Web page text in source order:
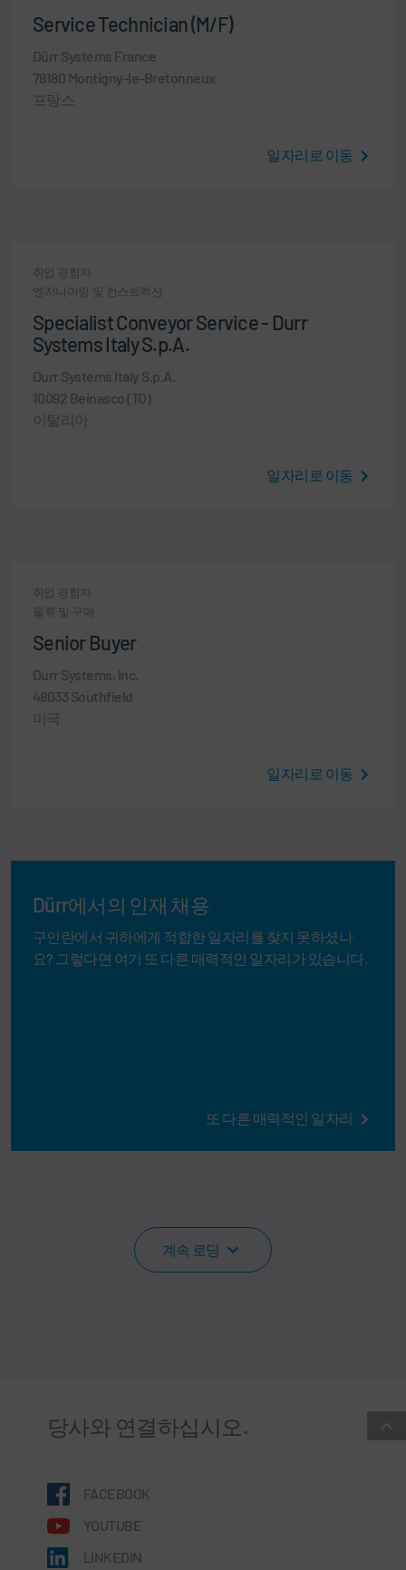
Service Technician (M/F)
Dürr Systems France
78180 Montigny-le-Bretonneux
프랑스
일자리로 이동
취업 경험자
엔지니어링 및 컨스트럭션
Specialist Conveyor Service - Durr
Systems Italy S.p.A.
Durr Systems Italy S.p.A.
10092 Beinasco (TO)
이탈리아
일자리로 이동
취업 경험자
물류 및 구매
Senior Buyer
Durr Systems, Inc.
48033 Southfield
미국
일자리로 이동
Dürr에서의 인재 채용
구인란에서 귀하에게 적합한 일자리를 찾지 못하셨나
요? 그렇다면 여기 또 다른 매력적인 일자리가 있습니다.
또 다른 매력적인 일자리
계속 로딩
당사와 연결하십시오.
FACEBOOK
YOUTUBE
LINKEDIN